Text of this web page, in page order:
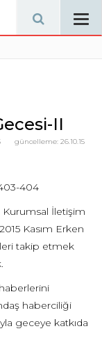
II
güncelleme: 26.10.15
404
Kurumsal İletişim
Kasım Erken
takip etmek
haberciliği
geceye katkıda